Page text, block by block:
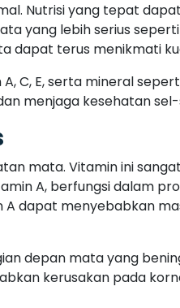
Nutrisi yang tepat
yang lebih serius
dapat terus menikmati
C, E, serta mineral
menjaga kesehatan
mata. Vitamin ini
A, berfungsi dalam
dapat menyebabkan
depan mata yang
kerusakan pada